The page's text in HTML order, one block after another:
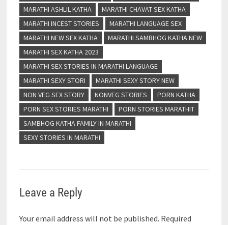
MARATHI ASHLIL KATHA
MARATHI CHAVAT SEX KATHA
MARATHI INCEST STORIES
MARATHI LANGUAGE SEX
MARATHI NEW SEX KATHA
MARATHI SAMBHOG KATHA NEW
MARATHI SEX KATHA 2023
MARATHI SEX STORIES IN MARATHI LANGUAGE
MARATHI SEXY STORI
MARATHI SEXY STORY NEW
NON VEG SEX STORY
NONVEG STORIES
PORN KATHA
PORN SEX STORIES MARATHI
PORN STORIES MARATHIT
SAMBHOG KATHA FAMILY IN MARATHI
SEXY STORIES IN MARATHI
Leave a Reply
Your email address will not be published. Required